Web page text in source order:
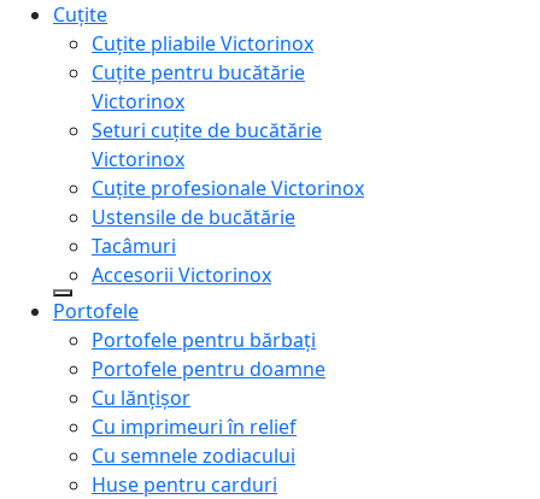
Cuțite
Cuțite pliabile Victorinox
Cuțite pentru bucătărie
Victorinox
Seturi cuțite de bucătărie
Victorinox
Cuțite profesionale Victorinox
Ustensile de bucătărie
Tacâmuri
Accesorii Victorinox
Portofele
Portofele pentru bărbați
Portofele pentru doamne
Cu lănțișor
Cu imprimeuri în relief
Cu semnele zodiacului
Huse pentru carduri